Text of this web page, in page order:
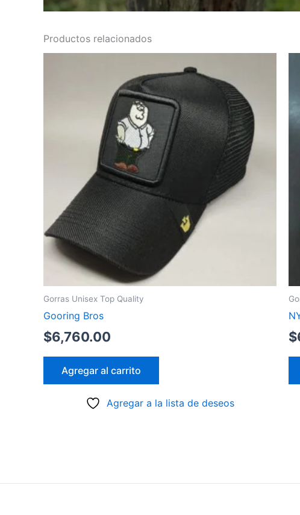
Productos relacionados
Gorras Unisex Top Quality
Gooring Bros
$6,760.00
Agregar al carrito
Agregar a la lista de deseos
$